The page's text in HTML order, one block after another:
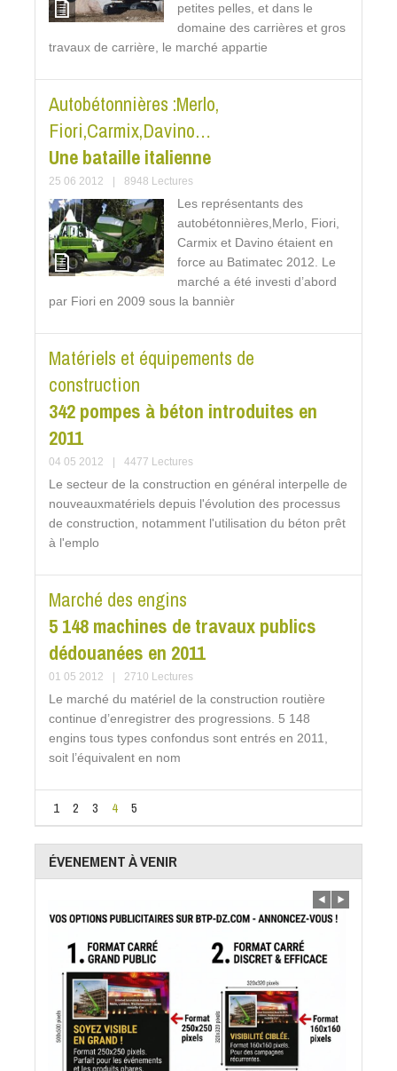
petites pelles, et dans le
domaine des carrières et gros
travaux de carrière, le marché appartie
Autobétonnières :Merlo,
Fiori,Carmix,Davino…
Une bataille italienne
25 06 2012 8948 Lectures
Les représentants des
autobétonnières,Merlo, Fiori,
Carmix et Davino étaient en
force au Batimatec 2012. Le
marché a été investi d’abord
par Fiori en 2009 sous la bannièr
Matériels et équipements de
construction
342 pompes à béton introduites en
2011
04 05 2012 4477 Lectures
Le secteur de la construction en général interpelle de
nouveauxmatériels depuis l'évolution des processus
de construction, notamment l'utilisation du béton prêt
à l'emplo
Marché des engins
5 148 machines de travaux publics
dédouanées en 2011
01 05 2012 2710 Lectures
Le marché du matériel de la construction routière
continue d’enregistrer des progressions. 5 148
engins tous types confondus sont entrés en 2011,
soit l’équivalent en nom
1 2 3 4 5
ÉVENEMENT À VENIR